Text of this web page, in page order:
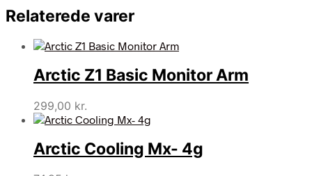
Relaterede varer
Arctic Z1 Basic Monitor Arm
299,00 kr.
Arctic Cooling Mx- 4g